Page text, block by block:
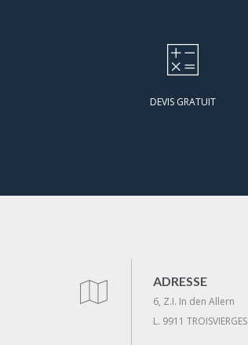
DEVIS GRATUIT
ADRESSE
6, Z.I. In den Allern
L. 9911 TROISVIERGES